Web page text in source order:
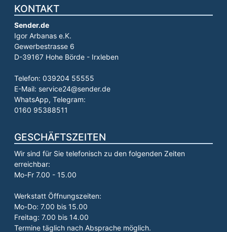
KONTAKT
Sender.de
Igor Arbanas e.K.
Gewerbestrasse 6
D-39167 Hohe Börde - Irxleben
Telefon: 039204 55555
E-Mail: service24@sender.de
WhatsApp, Telegram:
0160 95388511
GESCHÄFTSZEITEN
Wir sind für Sie telefonisch zu den folgenden Zeiten
erreichbar:
Mo-Fr 7.00 - 15.00
Werkstatt Öffnungszeiten:
Mo-Do: 7.00 bis 15.00
Freitag: 7.00 bis 14.00
Termine täglich nach Absprache möglich.